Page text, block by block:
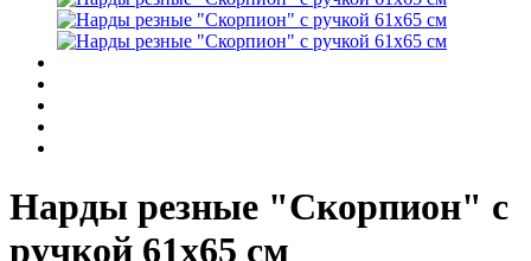
Нарды резные "Скорпион" с
ручкой 61х65 см